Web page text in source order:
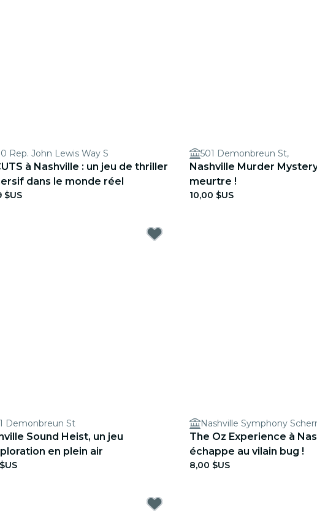
Rep. John Lewis Way S
à Nashville : un jeu de thriller
dans le monde réel
$US
501 Demonbreun St,
Nashville Murder
meurtre !
10,00 $US
Demonbreun St
Sound Heist, un jeu
en plein air
The Oz Experience à
échappe au vilain bug !
8,00 $US